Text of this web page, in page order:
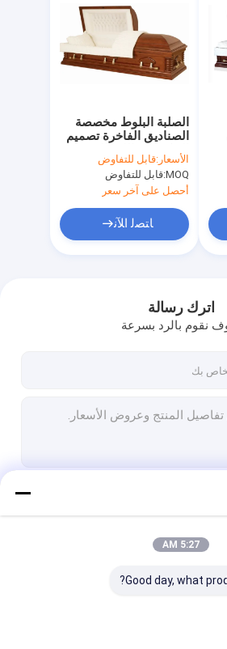
الصلبة البلوط مخصصة
الصناديق الفاخرة تصميم
الديكور مع اللوز المخملية
الداخلية
الأسعار:قابل للتفاوض
MOQ: قابل للتفاوض
أحصل على آخر سعر
ﺎﺘﺼﻟ ﺍﻶﻧ
اترك رسالة
نقوم بالرد بسرعة
5:27 AM
Good day, what